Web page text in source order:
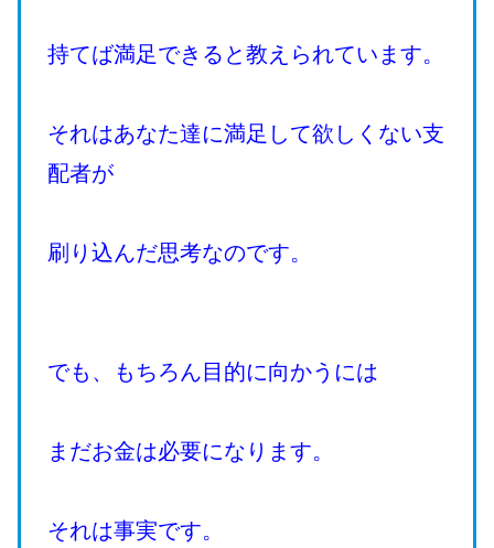
持てば満足できると教えられています。
それはあなた達に満足して欲しくない支
配者が
刷り込んだ思考なのです。
でも、もちろん目的に向かうには
まだお金は必要になります。
それは事実です。